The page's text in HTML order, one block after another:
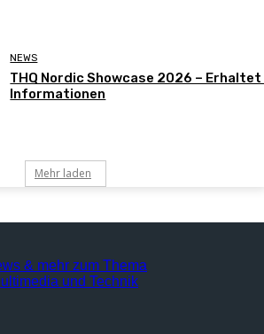
NEWS
THQ Nordic Showcase 2026 –
Informationen
Mehr laden